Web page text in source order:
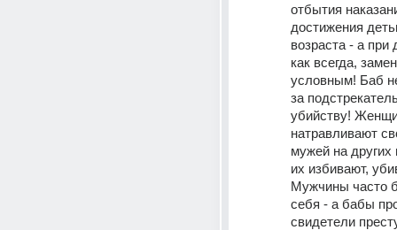
отбытия
достижения
возраста - а при
как всегда,
условным! Баб
за
убийству!
натравливают
мужей на других
их избивают,
Мужчины часто
себя - а бабы
свидетели